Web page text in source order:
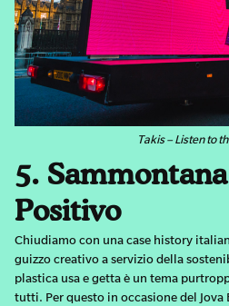
Takis – Listen to
5.
Positivo
Chiudiamo con una case history
guizzo creativo a servizio della
plastica usa e getta è un tema
tutti. Per questo in occasione del Jova